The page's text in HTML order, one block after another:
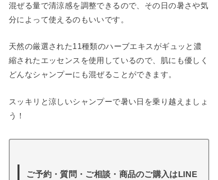
混ぜる量で清涼感を調整できるので、その日の暑さや気
分によって使えるのもいいです。
天然の厳選された11種類のハーブエキスがギュッと濃
縮されたエッセンスを使用しているので、肌にも優しく
どんなシャンプーにも混ぜることができます。
スッキリと涼しいシャンプーで暑い日を乗り越えましょ
う！
ご予約・質問・ご相談・商品のご購入はLINE